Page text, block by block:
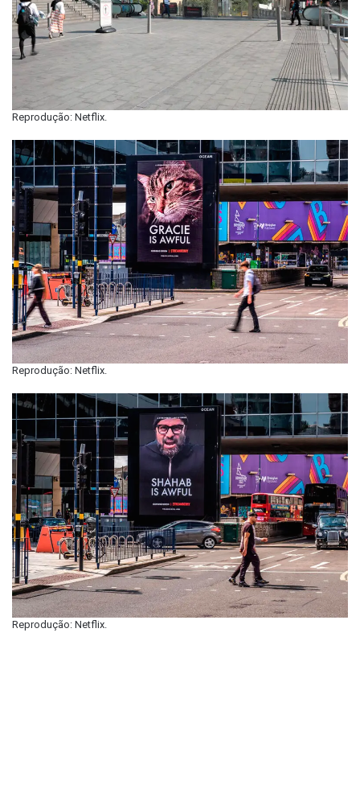
Reprodução: Netflix.
Reprodução: Netflix.
Reprodução: Netflix.